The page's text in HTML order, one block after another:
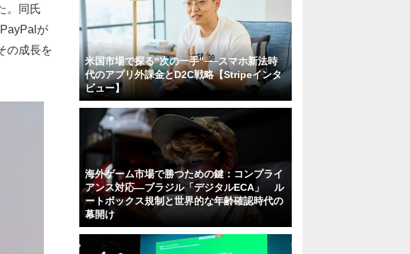
。同氏
が
の成長を
米国市場で探る“次の一手”──スマホ新法時
代のアプリ外課金とD2C戦略【Stripeインタ
ビュー】
海外ゲーム市場で勝つための鍵：コンプライ
アンス対応—ブラジル「デジタルECA」 ル
ートボックス規制と世界的な年齢確認時代の
幕開け